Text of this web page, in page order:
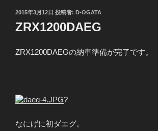
投
稿
日:
2015年3月12日 投稿者: D-OGATA
ZRX1200DAEG
ZRX1200DAEGの納車準備が完了です。
?
なにげに初ダエグ。